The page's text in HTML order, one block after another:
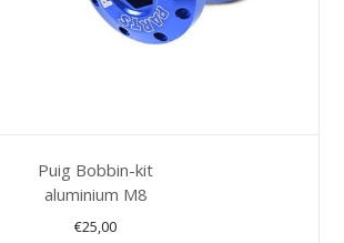
Puig Bobbin-kit
aluminium M8
€25,00